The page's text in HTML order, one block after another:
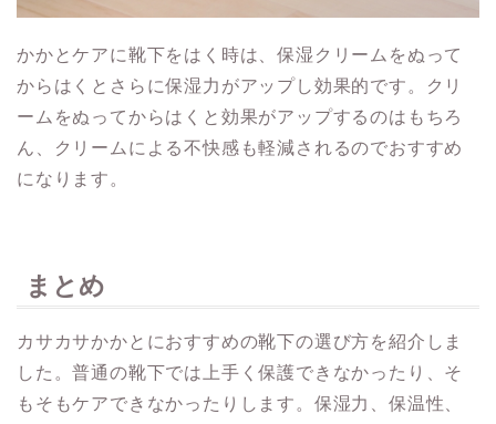
かかとケアに靴下をはく時は、保湿クリームをぬって
からはくとさらに保湿力がアップし効果的です。クリ
ームをぬってからはくと効果がアップするのはもちろ
ん、クリームによる不快感も軽減されるのでおすすめ
になります。
まとめ
カサカサかかとにおすすめの靴下の選び方を紹介しま
した。普通の靴下では上手く保護できなかったり、そ
もそもケアできなかったりします。保湿力、保温性、